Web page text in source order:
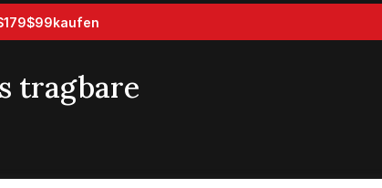
$99kaufen
tragbare